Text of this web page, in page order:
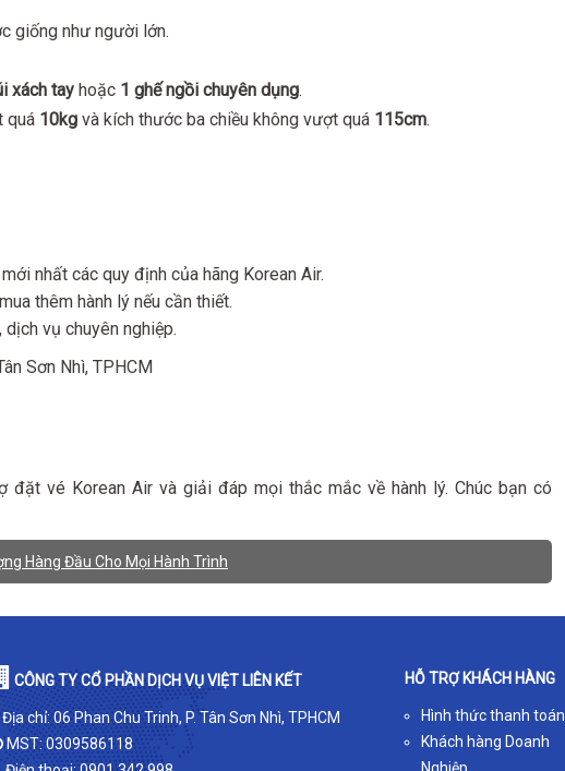
giống như người lớn.
xách tay hoặc 1 ghế ngồi chuyên dụng.
quá 10kg và kích thước ba chiều không vượt quá 115cm.
nhất các quy định của hãng Korean Air.
thêm hành lý nếu cần thiết.
vụ chuyên nghiệp.
Sơn Nhì, TPHCM
đặt vé Korean Air và giải đáp mọi thắc mắc về hành lý. Chúc bạn có
Hàng Đầu Cho Mọi Hành Trình
CÔNG TY CỔ PHẦN DỊCH VỤ VIỆT LIÊN KẾT
Địa chỉ: 06 Phan Chu Trinh, P. Tân Sơn Nhì, TPHCM
MST: 0309586118
HỖ TRỢ KHÁCH HÀNG
Hình thức thanh toán
Khách hàng Doanh
Nghiệp